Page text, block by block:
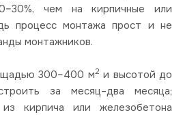
чем на кирпичные или
процесс монтажа прост и не
монтажников.
300–400 м2 и высотой до
за месяц–два месяца;
из кирпича или железобетона